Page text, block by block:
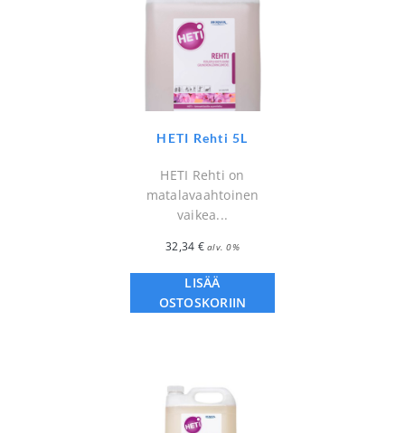
HETI Rehti 5L
HETI Rehti on
matalavaahtoinen
vaikea...
32,34 € alv. 0%
LISÄÄ
OSTOSKORIIN